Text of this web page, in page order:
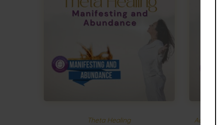
Theta Healing